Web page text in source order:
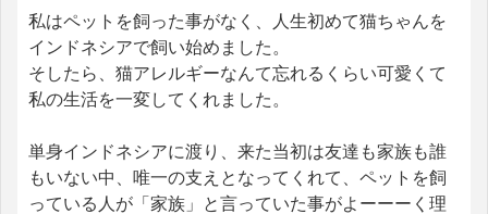
私はペットを飼った事がなく、人生初めて猫ちゃんを
インドネシアで飼い始めました。
そしたら、猫アレルギーなんて忘れるくらい可愛くて
私の生活を一変してくれました。
単身インドネシアに渡り、来た当初は友達も家族も誰
もいない中、唯一の支えとなってくれて、ペットを飼
っている人が「家族」と言っていた事がよーーーく理